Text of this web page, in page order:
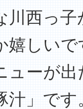
川西っ
嬉しい
ューが
汁」で